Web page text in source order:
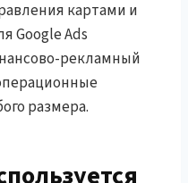
картами и
Google Ads
рекламный
размера.